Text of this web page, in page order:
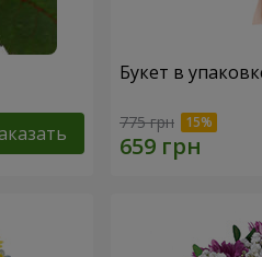
Букет в
775 грн